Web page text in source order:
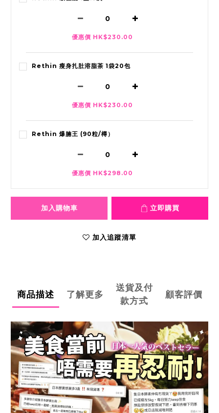
優惠價 HK$230.00
Rethin 瘦身扎肚溶脂茶 1袋20包
優惠價 HK$230.00
Rethin 爆腩王 (90粒/樽）
優惠價 HK$298.00
加入購物車 立即購買
加入追蹤清單
商品描述 了解更多
送貨及付
款方式
顧客評價